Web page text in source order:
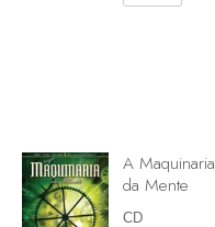
A Maquinaria
da Mente
CD